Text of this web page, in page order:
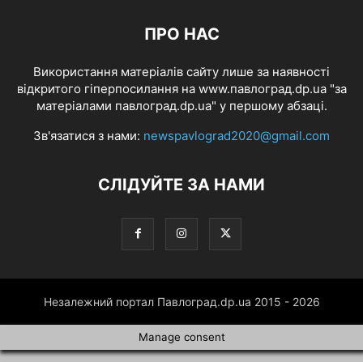
ПРО НАС
Використання матеріалів сайту лише за наявності
відкритого гіперпосилання на www.павлоград.dp.ua "за
матеріалами павлоград.dp.ua" у першому абзаці.
Зв'язатися з нами: newspavlograd2020@gmail.com
СЛІДУЙТЕ ЗА НАМИ
Незалежний портал Павлоград.dp.ua 2015 - 2026
Manage consent